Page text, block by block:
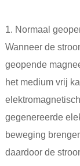
1. Normaal
Wanneer de
geopende
het medium vrij
gegenereerde
beweging
daardoor de